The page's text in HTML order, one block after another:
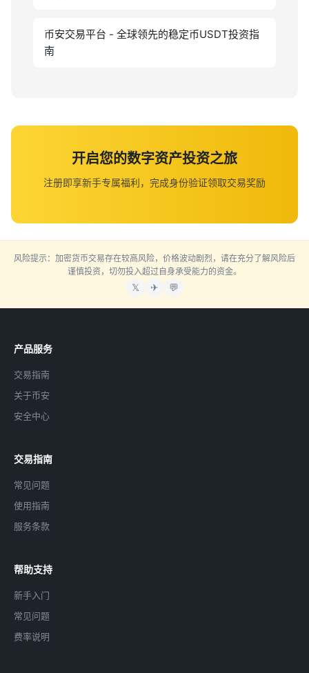
币安交易平台 - 全球领先的稳定币USDT投资指
南
开启您的数字资产投资之旅
注册即享新手专属福利，完成身份验证领取交易奖励
风险提示：加密货币交易存在较高风险，价格波动剧烈，请在充分了解风险后
谨慎投资，切勿投入超过自身承受能力的资金。
𝕏 ✈ 💬
产品服务
交易指南
关于币安
安全中心
交易指南
常见问题
使用指南
服务条款
帮助支持
新手入门
常见问题
费率说明